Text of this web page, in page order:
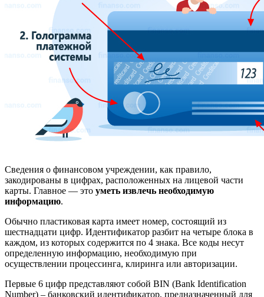
Сведения о финансовом учреждении, как правило,
закодированы в цифрах, расположенных на лицевой части
карты. Главное — это уметь извлечь необходимую
информацию.
Обычно пластиковая карта имеет номер, состоящий из
шестнадцати цифр. Идентификатор разбит на четыре блока в
каждом, из которых содержится по 4 знака. Все коды несут
определенную информацию, необходимую при
осуществлении процессинга, клиринга или авторизации.
Первые 6 цифр представляют собой BIN (Bank Identification
Number) – банковский идентификатор, предназначенный для